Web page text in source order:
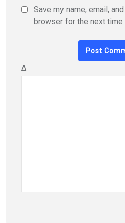
Save my name, email,
browser for the next time
Δ